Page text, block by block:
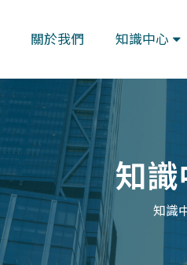
關於我們 知識中心
知
知識